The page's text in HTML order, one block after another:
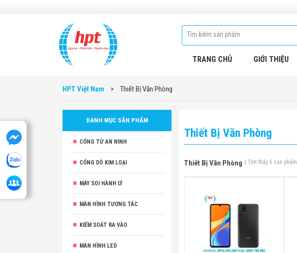
TRANG CHỦ GIỚI THIỆU
HPT Việt Nam > Thiết Bị Văn Phòng
DANH MỤC SẢN PHẨM
CỔNG TỪ AN NINH
CỔNG DÒ KIM LOẠI
MÁY SOI HÀNH LÝ
MÀN HÌNH TƯƠNG TÁC
KIỂM SOÁT RA VÀO
MÀN HÌNH LED
Thiết Bị Văn Phòng
Thiết Bị Văn Phòng | Tìm thấy 5 sản phẩm